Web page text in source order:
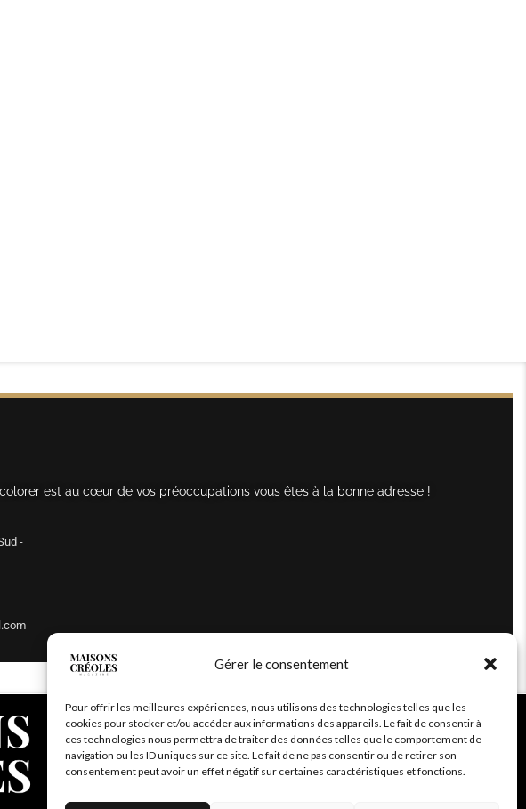
Gérer le consentement
Pour offrir les meilleures expériences, nous utilisons des technologies telles que les
cookies pour stocker et/ou accéder aux informations des appareils. Le fait de consentir à
ces technologies nous permettra de traiter des données telles que le comportement de
navigation ou les ID uniques sur ce site. Le fait de ne pas consentir ou de retirer son
consentement peut avoir un effet négatif sur certaines caractéristiques et fonctions.
est au cœur de vos préoccupations vous êtes à la bonne adresse !
-